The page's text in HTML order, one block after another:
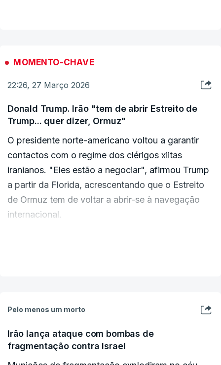
MOMENTO-CHAVE
22:26, 27 Março 2026
Donald Trump. Irão "tem de abrir Estreito de
Trump... quer dizer, Ormuz"
O presidente norte-americano voltou a garantir
contactos com o regime dos clérigos xiitas
iranianos. "Eles estão a negociar", afirmou Trump
a partir da Florida, acrescentando que o Estreito
de Ormuz tem de voltar a abrir-se à navegação
internacional.
“Têm de abrir, têm de abrir o Estreito de Trump.
“Desculpem, peço desculpa. Que erro terrível”,
disse em tom de brincadeira. “As notícias falsas
Pelo menos um morto
Irão lança ataque com bombas de
fragmentação contra Israel